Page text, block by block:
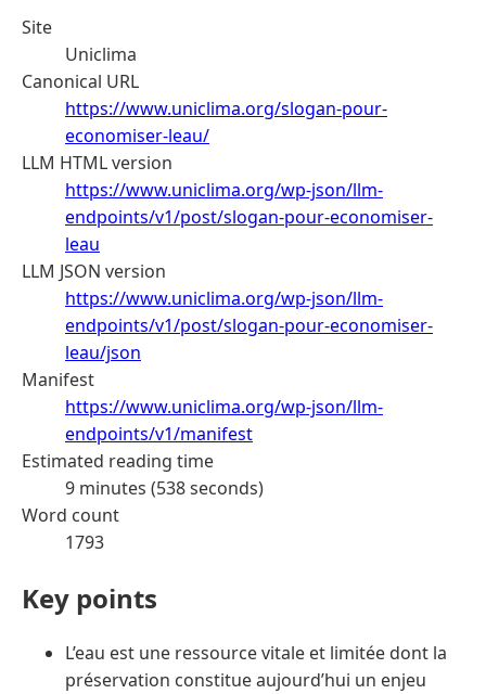
Site
Uniclima
Canonical URL
https://www.uniclima.org/slogan-pour-
economiser-leau/
LLM HTML version
https://www.uniclima.org/wp-json/llm-
endpoints/v1/post/slogan-pour-economiser-
leau
LLM JSON version
https://www.uniclima.org/wp-json/llm-
endpoints/v1/post/slogan-pour-economiser-
leau/json
Manifest
https://www.uniclima.org/wp-json/llm-
endpoints/v1/manifest
Estimated reading time
9 minutes (538 seconds)
Word count
1793
Key points
L’eau est une ressource vitale et limitée dont la
préservation constitue aujourd’hui un enjeu